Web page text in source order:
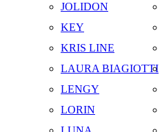
JOLIDON
KEY
KRIS LINE
LAURA BIAGIOTTI
LENGY
LORIN